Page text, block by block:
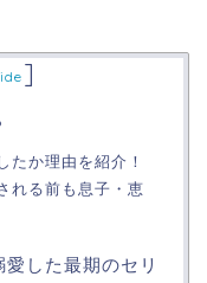
]
たか理由を紹介！
れる前も息子・恵
愛した最期のセリ